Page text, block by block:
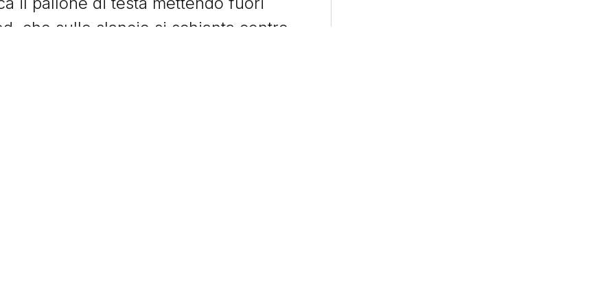
che sullo slancio si schianta contro